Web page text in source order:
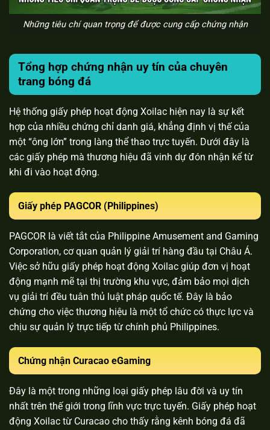
Những tiêu chí quan trọng để được cung cấp chứng nhận
Tổng hợp chứng nhận uy tín của chuyên
trang bóng đá
Hệ thống giấy phép hoạt động Xoilac hiện nay là sự kết
hợp của nhiều chứng chỉ danh giá, khẳng định vị thế của
một “ông lớn” trong làng thể thao trực tuyến. Dưới đây là
các giấy phép mà thương hiệu đã vinh dự đón nhận kể từ
khi đi vào hoạt động.
Giấy phép PAGCOR (Philippines)
PAGCOR là viết tắt của Philippine Amusement and Gaming
Corporation, cơ quan quản lý giải trí hàng đầu tại Châu Á.
Việc sở hữu giấy phép hoạt động Xoilac giúp đơn vị hoạt
động mạnh mẽ tại thị trường khu vực, đảm bảo mọi dịch
vụ giải trí đều tuân thủ luật pháp quốc tế. Đây là bảo
chứng cho việc thương hiệu là một tổ chức có thực lực và
chịu sự quản lý trực tiếp từ chính phủ Philippines.
Chứng nhận Curacao eGaming
Đây là một trong những loại giấy phép lâu đời và uy tín
nhất trên thế giới trong lĩnh vực trực tuyến. Giấy phép hoạt
động Xoilac từ Curacao cho thấy rằng kênh bóng đá đã